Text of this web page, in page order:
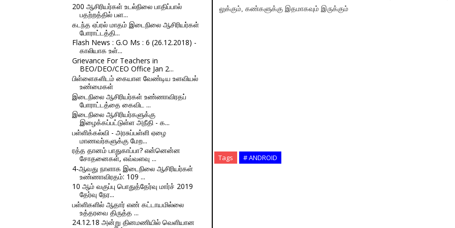
200 ஆசிரியர்கள் உடல்நிலை பாதிப்பால்
பதற்றத்தில் பள...
கடந்த ஏப்ரல் மாதம் இடைநிலை ஆசிரியர்கள்
போராட்டத்தி...
Flash News : G.O Ms : 6 (26.12.2018) -
காலியாக உள்...
Grievance For Teachers in
BEO/DEO/CEO Office Jan 2...
பிள்ளைகளிடம் கையாள வேண்டிய உளவியல்
உண்மைகள்
இடைநிலை ஆசிரியர்கள் உண்ணாவிரதப்
போராட்டத்தை கைவிட ...
இடைநிலை ஆசிரியர்களுக்கு
இழைக்கப்பட்டுள்ள அநீதி - க...
பள்ளிக்கல்வி - அரசுப்பள்ளி ஏழை
மாணவர்களுக்கு மேற...
ரத்த தானம் பாதுகாப்பா? என்னென்ன
சோதனைகள், எவ்வளவு ...
4-ஆவது நாளாக இடைநிலை ஆசிரியர்கள்
உண்ணாவிரதம்: 109 ...
10 ஆம் வகுப்பு பொதுத்தேர்வு மார்ச் 2019
தேர்வு நேர...
பள்ளிகளில் ஆதார் எண் கட்டாயமில்லை
உத்தரவை திருத்த ...
24.12.18 அன்று தினமணியில் வெளியான
லுக்கும், கண்களுக்கு இதமாகவும் இருக்கும்
Tags # ANDROID